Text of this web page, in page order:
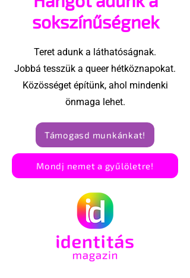
sokszínűségnek
Teret adunk a láthatóságnak.
Jobbá tesszük a queer hétköznapokat.
Közösséget építünk, ahol mindenki
önmaga lehet.
Támogasd munkánkat!
Mondj nemet a gyűlöletre!